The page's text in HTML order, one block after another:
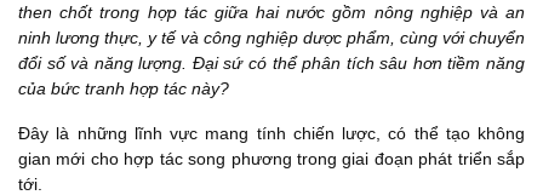
then chốt trong hợp tác giữa hai nước gồm nông nghiệp và an
ninh lương thực, y tế và công nghiệp dược phẩm, cùng với chuyển
đổi số và năng lượng. Đại sứ có thể phân tích sâu hơn tiềm năng
của bức tranh hợp tác này?
Đây là những lĩnh vực mang tính chiến lược, có thể tạo không
gian mới cho hợp tác song phương trong giai đoạn phát triển sắp
tới.